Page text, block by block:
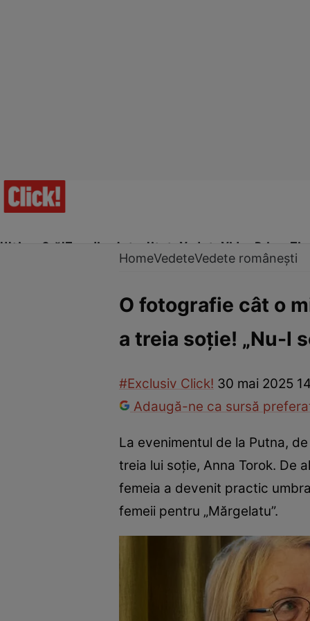
Ultima Oră!Trending Actualitate Vedete Video Prime
Vedete internaționaleVedete româneștiInterviurile
HomeVedeteVedete românești
O fotografie cât o
a treia soție! „Nu-l
#Exclusiv Click! 30 mai 2025
Adaugă-ne ca sursă
La evenimentul de la Putna,
treia lui soție, Anna Torok. De
femeia a devenit practic
femeii pentru „Mărgelatu”.